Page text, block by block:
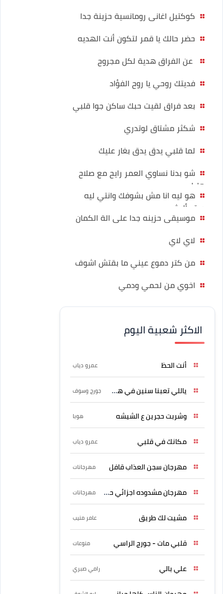
كوكتيل اغانى رومانسية حزينة جدا
حضر حالك يا قمر لتكون أنت الهديه
عن الفراق هدية لكل مجروح
فديتك روحي يا روح الفؤاد
بعد فراق لقيت حبك ساكن جوا قلبي
شكثر مشتاق لوتدري
لما قلبي يدق يدق بغار عليك
شو بدنا نساوي العمر رايح مع صلاح
هليل
هو ليه انا مش بشوفك وانتي ليه
مبتسأليش
موسيقى حزينه جدا على الة الكمان
لاي لاي
من كتر دموع عيني ما بقتش اشوف
اخوي من لحمي ودمي
الاكثر شعبية اليوم
أنت الحظ عمرو دياب
ياللي تعبنا سنين في هواه جورج وسوف
وشربت حجرين ع الشيشه هوبا
مكانك في قلبي عمرو دياب
مهرجان سجن العذاب قافل مهرجانات
مهرجان مشدوده اجزائي حربونى مهرجانات
مشيت لك طريق عامر منيب
قلبي مات - جورج الراسي منوعات
علي بالي رامي صبري